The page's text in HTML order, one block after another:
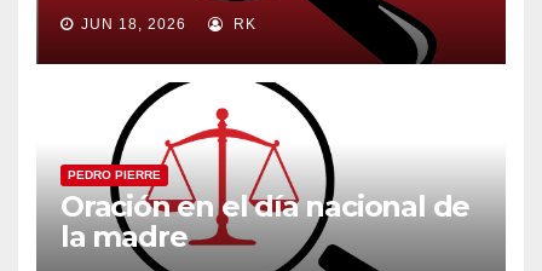
JUN 18, 2026 RK
PEDRO PIERRE
Oración en el día nacional de
la madre